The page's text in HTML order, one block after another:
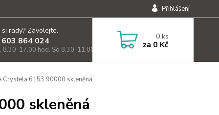
Přihlášení
rady? Zavolejte.
864 024
8.30-17.00 hod. So 8.30-11.00)
0ks
za 0 Kč
Crystela 6153 90000 skleněná
skleněná